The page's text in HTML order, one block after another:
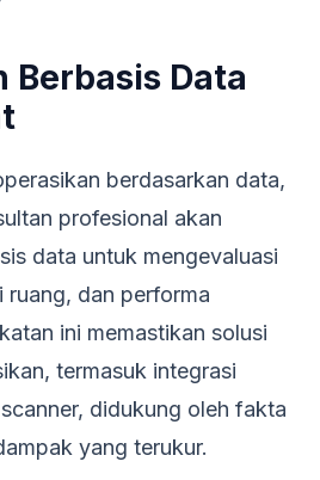
Berbasis Data
berdasarkan data,
profesional akan
data untuk mengevaluasi
ruang, dan performa
ini memastikan solusi
termasuk integrasi
didukung oleh fakta
yang terukur.